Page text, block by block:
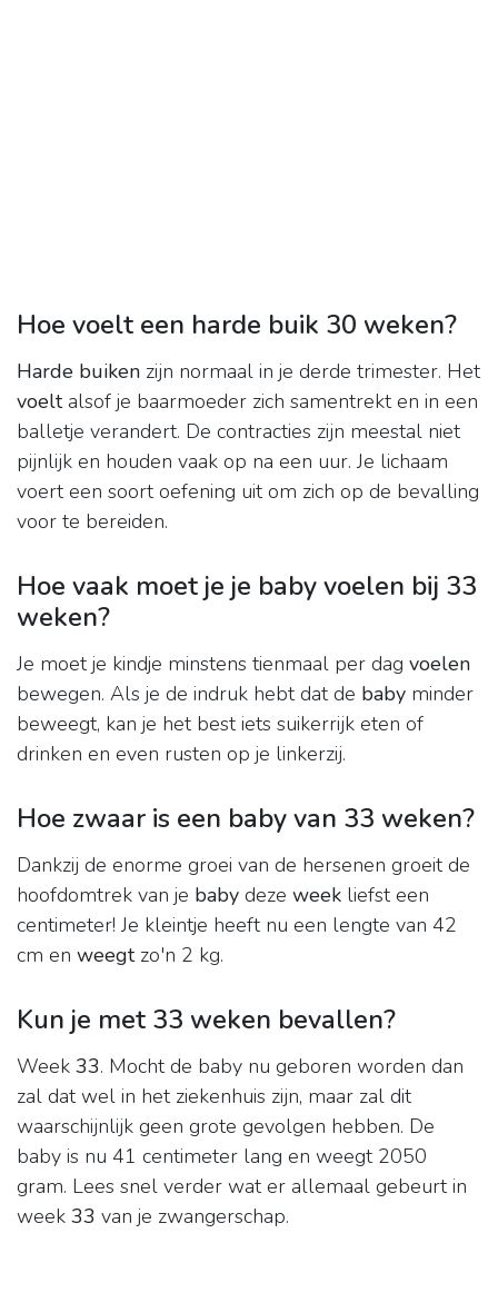
Hoe voelt een harde buik 30 weken?
Harde buiken zijn normaal in je derde trimester. Het
voeltalsof je baarmoeder zich samentrekt en in een
balletje verandert. De contracties zijn meestal niet
pijnlijk en houden vaak op na een uur. Je lichaam
voert een soort oefening uit om zich op de bevalling
voor te bereiden.
Hoe vaak moet je je baby voelen bij 33
weken?
Je moet je kindje minstens tienmaal per dag voelen
bewegen. Als je de indruk hebt dat de baby minder
beweegt, kan je het best iets suikerrijk eten of
drinken en even rusten op je linkerzij.
Hoe zwaar is een baby van 33 weken?
Dankzij de enorme groei van de hersenen groeit de
hoofdomtrek van je baby deze week liefst een
centimeter! Je kleintje heeft nu een lengte van 42
cm en weegtzo'n 2 kg.
Kun je met 33 weken bevallen?
Week 33. Mocht de baby nu geboren worden dan
zal dat wel in het ziekenhuis zijn, maar zal dit
waarschijnlijk geen grote gevolgen hebben. De
baby is nu 41 centimeter lang en weegt 2050
gram. Lees snel verder wat er allemaal gebeurt in
week 33 van je zwangerschap.